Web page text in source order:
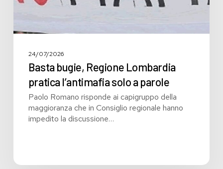
24/07/2026
Basta bugie, Regione Lombardia
pratica l’antimafia solo a parole
Paolo Romano risponde ai capigruppo della
maggioranza che in Consiglio regionale hanno
impedito la discussione…